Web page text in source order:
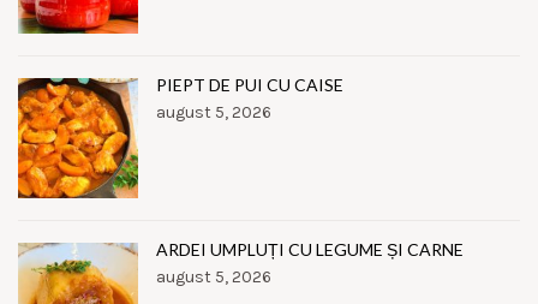
PIEPT DE PUI CU CAISE
august 5, 2026
ARDEI UMPLUȚI CU LEGUME ȘI CARNE
august 5, 2026